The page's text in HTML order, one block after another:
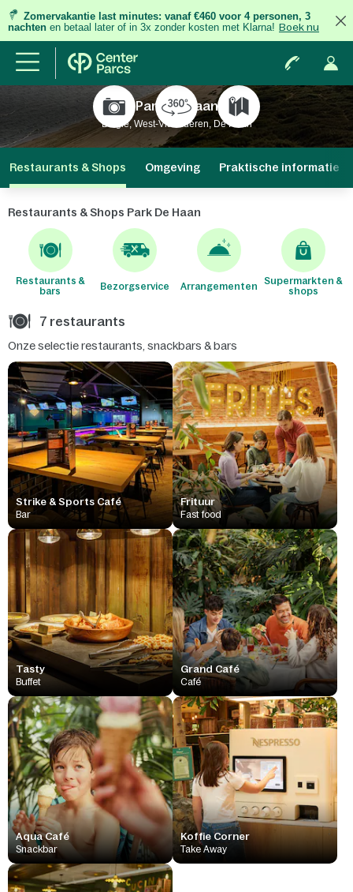
Zomervakantie last minutes: vanaf €460 voor 4 personen, 3
nachten en betaal later of in 3x zonder kosten met Klarna! Boek nu
Park De Haan
België, West-Vlaanderen, De Haan
Restaurants & Shops Omgeving Praktische informatie
Restaurants & Shops Park De Haan
Restaurants &
bars
Bezorgservice Arrangementen
Supermarkten &
shops
7 restaurants
Onze selectie restaurants, snackbars & bars
Strike & Sports Café
Bar
Frituur
Fast food
Tasty
Buffet
Grand Café
Café
Aqua Café
Snackbar
Koffie Corner
Take Away